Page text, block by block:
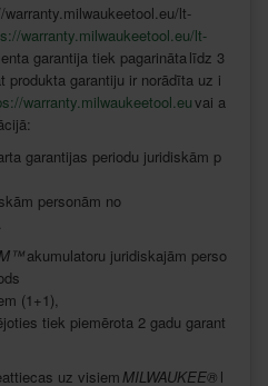
warranty.milwaukeetool.eu/lt-
warranty.milwaukeetool.eu/lt-
garantija tiek pagarināta līdz 3
produkta garantiju ir norādīta uz i
warranty.milwaukeetool.euvai a
:
garantijas periodu juridiskām p
personām no
akumulatoru juridiskajām perso
(1+1),
tiek piemērota 2 gadu garant
uz visiem MILWAUKEE® l